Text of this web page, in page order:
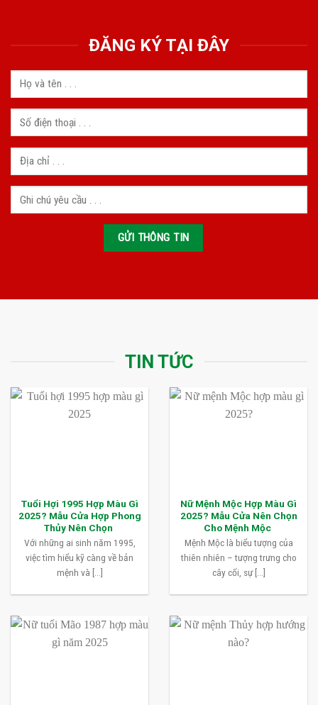
ĐĂNG KÝ TẠI ĐÂY
TIN TỨC
Tuổi Hợi 1995 Hợp Màu Gì
2025? Mẫu Cửa Hợp Phong
Thủy Nên Chọn
Với những ai sinh năm 1995,
việc tìm hiểu kỹ càng về bản
mệnh và [...]
Nữ Mệnh Mộc Hợp Màu Gì
2025? Mẫu Cửa Nên Chọn
Cho Mệnh Mộc
Mệnh Mộc là biểu tượng của
thiên nhiên – tượng trưng cho
cây cối, sự [...]